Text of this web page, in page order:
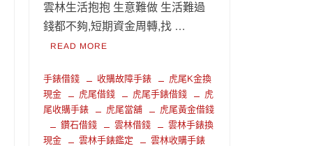
雲林生活抱抱 生意難做 生活難過
錢都不夠,短期資金周轉,找 …
READ MORE
手錶借錢 收購故障手錶
虎尾K金換
現金
虎尾借錢 虎尾手錶借錢
虎
尾收購手錶
虎尾當舖
虎尾黃金借錢
鑽石借錢
雲林借錢
雲林手錶換
現金
雲林手錶鑑定
雲林收購手錶